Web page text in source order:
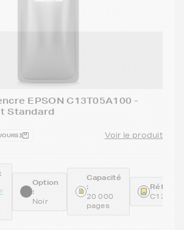
EPSON C13T05A100 -
Standard
Voir le produit
Option
:
Noir
Capacité
:
20 000
pages